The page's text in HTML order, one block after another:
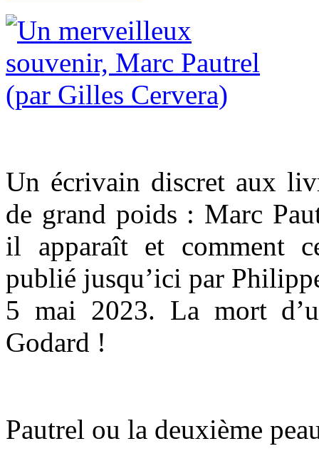
Un écrivain discret aux
de grand poids : Marc
il apparaît et comment
publié jusqu’ici par
5 mai 2023. La mort
Godard !
Pautrel ou la deuxième